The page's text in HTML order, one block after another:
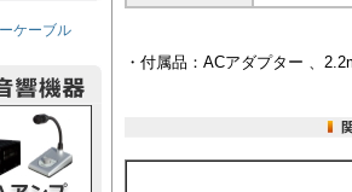
・付属品：ACアダプター 、
ケーブル